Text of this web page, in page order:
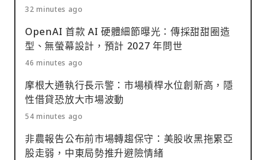
32 minutes ago
OpenAI 首款 AI 硬體細節曝光：傳採甜甜圈造
型、無螢幕設計，預計 2027 年問世
46 minutes ago
摩根大通執行長示警：市場槓桿水位創新高，隱
性借貸恐放大市場波動
54 minutes ago
非農報告公布前市場轉趨保守：美股收黑拖累亞
股走弱，中東局勢推升避險情緒